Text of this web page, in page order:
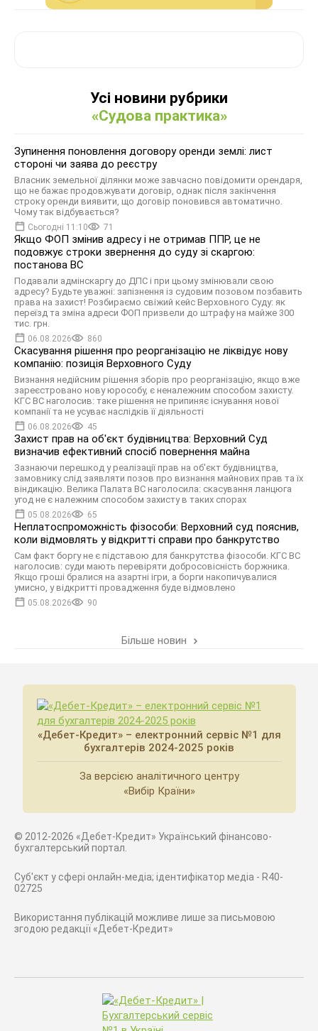
Усі новини рубрики
«Судова практика»
Зупинення поновлення договору оренди землі: лист
стороні чи заява до реєстру
Власник земельної ділянки може завчасно повідомити орендаря,
що не бажає продовжувати договір, однак після закінчення
строку оренди виявити, що договір поновився автоматично.
Чому так відбувається?
Сьогодні 11:10 71
Якщо ФОП змінив адресу і не отримав ППР, це не
подовжує строки звернення до суду зі скаргою:
постанова ВС
Подавали адмінскаргу до ДПС і при цьому змінювали свою
адресу? Будьте уважні: запізнення із судовим позовом позбавить
права на захист! Розбираємо свіжий кейс Верховного Суду: як
переїзд та зміна адреси ФОП призвели до штрафу на майже 300
тис. грн.
06.08.2026 860
Скасування рішення про реорганізацію не ліквідує нову
компанію: позиція Верховного Суду
Визнання недійсним рішення зборів про реорганізацію, якщо вже
зареєстровано нову юрособу, є неналежним способом захисту.
КГС ВС наголосив: таке рішення не припиняє існування нової
компанії та не усуває наслідків її діяльності
06.08.2026 45
Захист прав на об'єкт будівництва: Верховний Суд
визначив ефективний спосіб повернення майна
Зазнаючи перешкод у реалізації прав на об'єкт будівництва,
замовнику слід заявляти позов про визнання майнових прав та їх
віндикацію. Велика Палата ВС наголосила: скасування ланцюга
угод не є належним способом захисту в таких спорах
05.08.2026 65
Неплатоспроможність фізособи: Верховний суд пояснив,
коли відмовлять у відкритті справи про банкрутство
Сам факт боргу не є підставою для банкрутства фізособи. КГС ВС
наголосив: суди мають перевіряти добросовісність боржника.
Якщо гроші бралися на азартні ігри, а борги накопичувалися
умисно, у відкритті провадження буде відмовлено
05.08.2026 90
Більше новин
«Дебет-Кредит» – електронний сервіс №1 для
бухгалтерів 2024-2025 років
За версією аналітичного центру
«Вибір Країни»
© 2012-2026 «Дебет-Кредит» Український фінансово-
бухгалтерський портал.
Суб'єкт у сфері онлайн-медіа; ідентифікатор медіа - R40-
02725
Використання публікацій можливе лише за письмовою
згодою редакції «Дебет-Кредит»